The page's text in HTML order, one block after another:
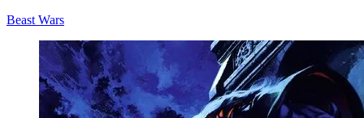
Beast Wars